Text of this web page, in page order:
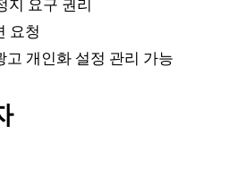
지 요구 권리
요청
고 개인화 설정 관리 가능